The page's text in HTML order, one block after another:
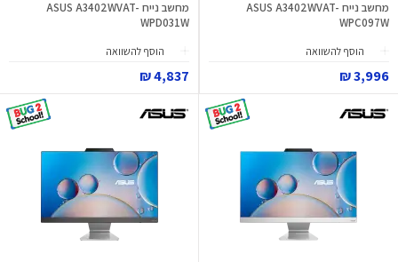
מחשב נייח ASUS A3402WVAT-
WPC097W
הוסף להשוואה
3,996 ₪
מחשב נייח ASUS A3402WVAT-
WPD031W
הוסף להשוואה
4,837 ₪